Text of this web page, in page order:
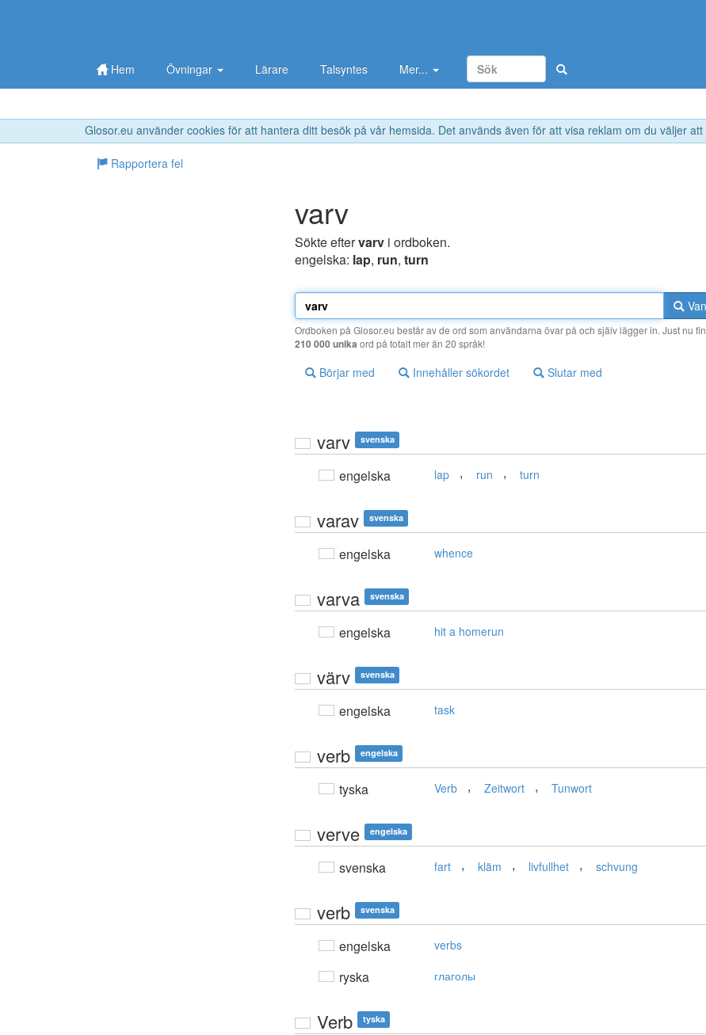
Glosor.eu använder cookies för att hantera ditt besök på vår hemsida. Det används även för att visa reklam om du väljer
Hem Övningar Lärare Talsyntes Mer...
Rapportera fel
varv
Sökte eftervarv i ordboken.
engelska: lap, run, turn
Ordboken på Glosor.eu består av de ord som användarna övar på och själv lägger in. Just nu
210 000 unika ord på totalt mer än 20 språk!
Börjar med Innehåller sökordet Slutar med
varv svenska
engelska lap , run , turn
varav svenska
engelska whence
varva svenska
engelska hit a homerun
värv svenska
engelska task
verb engelska
tyska Verb , Zeitwort , Tunwort
verve engelska
svenska fart , kläm , livfullhet , schvung
verb svenska
engelska verbs
ryska глаголы
Verb tyska